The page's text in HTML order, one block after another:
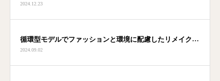
2024.12.23
循環型モデルでファッションと環境に配慮したリメイクブ
ランド「Nu(ヌウ)」ローンチ！
2024.09.02